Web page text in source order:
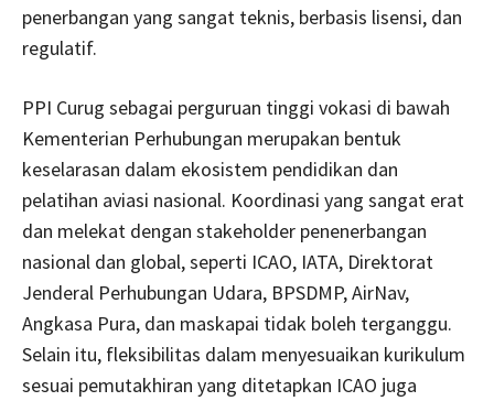
penerbangan yang sangat teknis, berbasis lisensi, dan
regulatif.
PPI Curug sebagai perguruan tinggi vokasi di bawah
Kementerian Perhubungan merupakan bentuk
keselarasan dalam ekosistem pendidikan dan
pelatihan aviasi nasional. Koordinasi yang sangat erat
dan melekat dengan stakeholder penenerbangan
nasional dan global, seperti ICAO, IATA, Direktorat
Jenderal Perhubungan Udara, BPSDMP, AirNav,
Angkasa Pura, dan maskapai tidak boleh terganggu.
Selain itu, fleksibilitas dalam menyesuaikan kurikulum
sesuai pemutakhiran yang ditetapkan ICAO juga